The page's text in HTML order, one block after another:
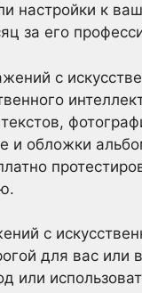
настройки к
за его
с
и обложки
с
для вас или
или